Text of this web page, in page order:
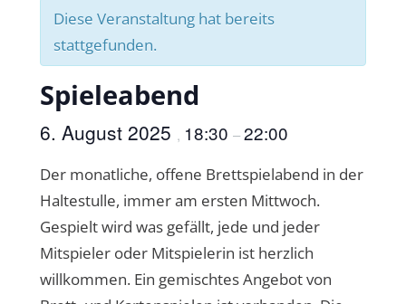
Diese Veranstaltung hat bereits
stattgefunden.
Spieleabend
6. August 2025 , 18:30 –22:00
Der monatliche, offene Brettspielabend in der
Haltestulle, immer am ersten Mittwoch.
Gespielt wird was gefällt, jede und jeder
Mitspieler oder Mitspielerin ist herzlich
willkommen. Ein gemischtes Angebot von